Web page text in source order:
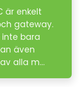
är enkelt
gateway.
inte bara
även
alla m…